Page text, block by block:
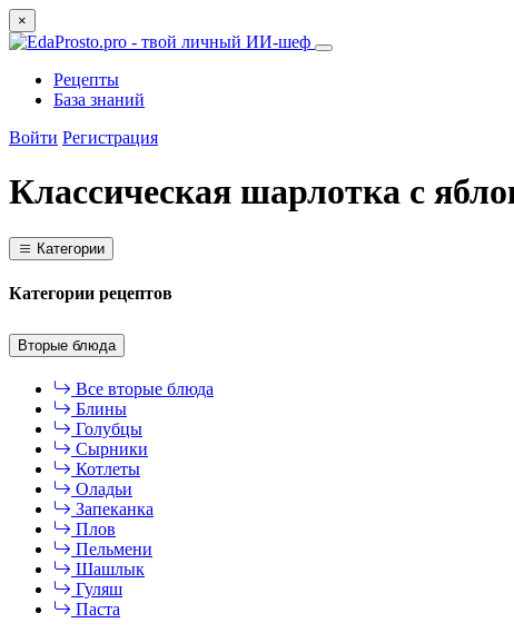
×
Рецепты
База знаний
Войти Регистрация
Классическая шарлотка с
Категории
Категории рецептов
Вторые блюда
Все вторые блюда
Блины
Голубцы
Сырники
Котлеты
Оладьи
Запеканка
Плов
Пельмени
Шашлык
Гуляш
Паста